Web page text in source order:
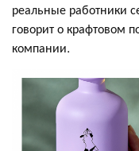
реальные работники
говорит о крафтовом
компании.